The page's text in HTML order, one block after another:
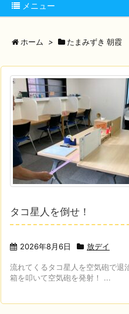
メニュー
ホーム > たまみずき 朝霞
タコ星人を倒せ！
2026年8月6日 放デイ
流れてくるタコ星人を空気砲で退
箱を叩いて空気砲を発射！ ...